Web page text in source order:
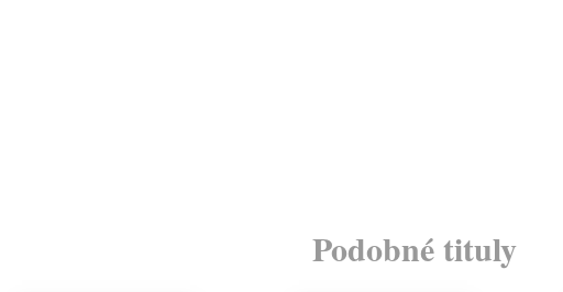
Podobné tituly